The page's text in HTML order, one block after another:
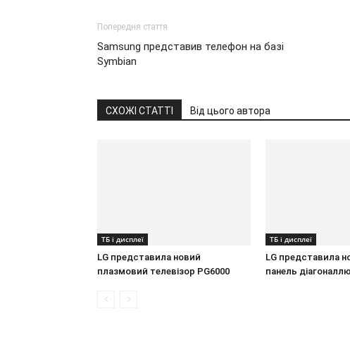
Попередня стаття
Samsung представив телефон на базі
Symbian
СХОЖІ СТАТТІ Від цього автора
ТБ і дисплеї
LG представила новий
плазмовий телевізор PG6000
ТБ і дисплеї
LG представила
панель